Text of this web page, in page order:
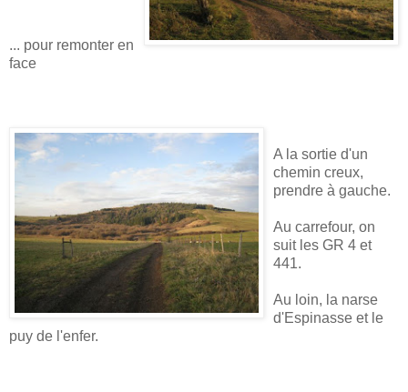
... pour remonter en
face
A la sortie d'un
chemin creux,
prendre à gauche.
Au carrefour, on
suit les GR 4 et
441.
Au loin, la narse
d'Espinasse et le
puy de l'enfer.